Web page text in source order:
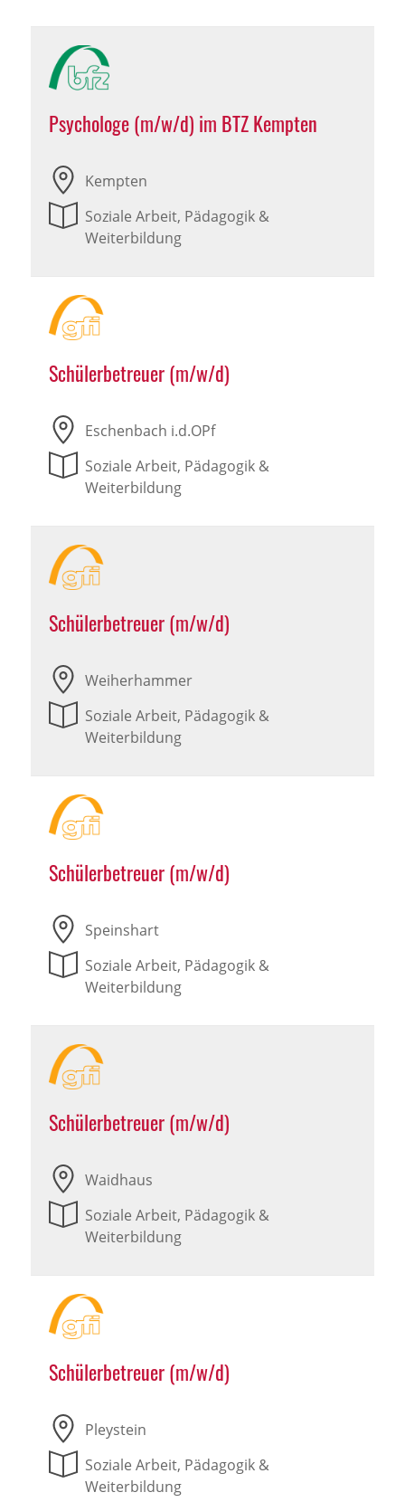
Psychologe (m/w/d) im BTZ Kempten
Kempten
Soziale Arbeit, Pädagogik &
Weiterbildung
Schülerbetreuer (m/w/d)
Eschenbach i.d.OPf
Soziale Arbeit, Pädagogik &
Weiterbildung
Schülerbetreuer (m/w/d)
Weiherhammer
Soziale Arbeit, Pädagogik &
Weiterbildung
Schülerbetreuer (m/w/d)
Speinshart
Soziale Arbeit, Pädagogik &
Weiterbildung
Schülerbetreuer (m/w/d)
Waidhaus
Soziale Arbeit, Pädagogik &
Weiterbildung
Schülerbetreuer (m/w/d)
Pleystein
Soziale Arbeit, Pädagogik &
Weiterbildung